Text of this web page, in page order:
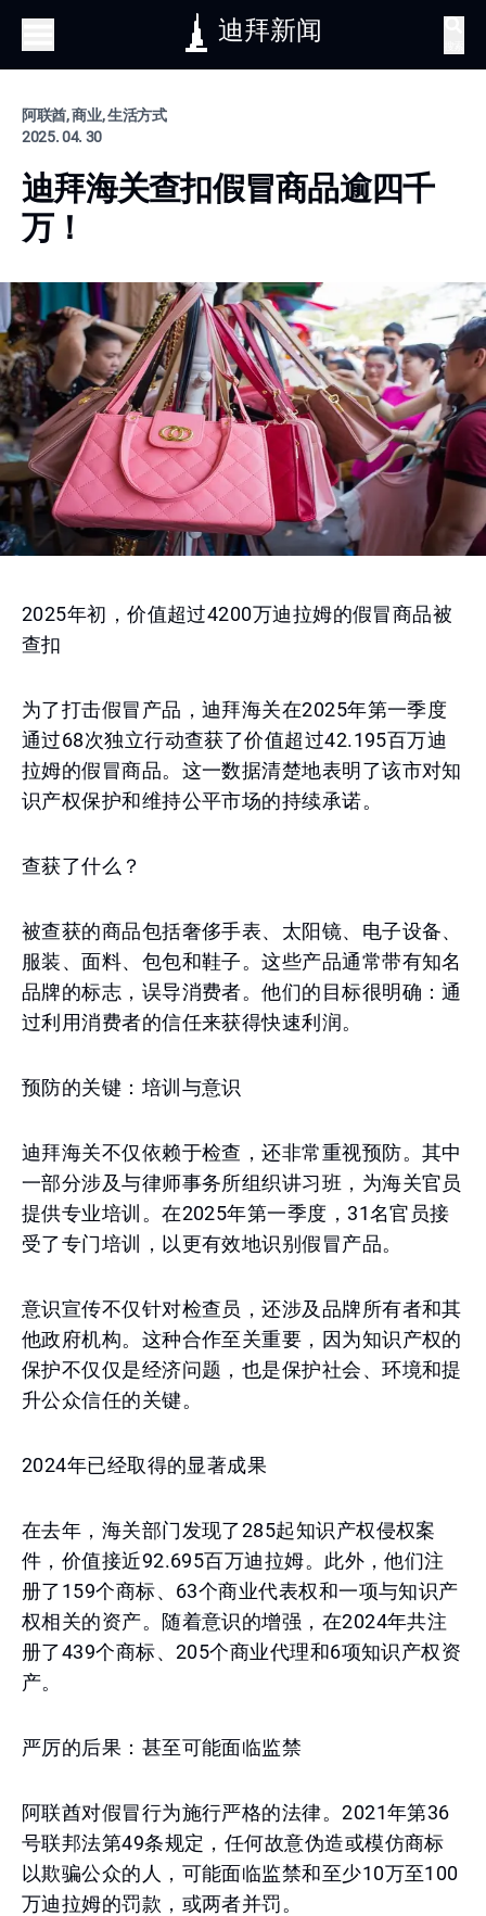
迪拜新闻
阿联酋, 商业, 生活方式
2025. 04. 30
迪拜海关查扣假冒商品逾四千
万！
2025年初，价值超过4200万迪拉姆的假冒商品被
查扣
为了打击假冒产品，迪拜海关在2025年第一季度
通过68次独立行动查获了价值超过42.195百万迪
拉姆的假冒商品。这一数据清楚地表明了该市对知
识产权保护和维持公平市场的持续承诺。
查获了什么？
被查获的商品包括奢侈手表、太阳镜、电子设备、
服装、面料、包包和鞋子。这些产品通常带有知名
品牌的标志，误导消费者。他们的目标很明确：通
过利用消费者的信任来获得快速利润。
预防的关键：培训与意识
迪拜海关不仅依赖于检查，还非常重视预防。其中
一部分涉及与律师事务所组织讲习班，为海关官员
提供专业培训。在2025年第一季度，31名官员接
受了专门培训，以更有效地识别假冒产品。
意识宣传不仅针对检查员，还涉及品牌所有者和其
他政府机构。这种合作至关重要，因为知识产权的
保护不仅仅是经济问题，也是保护社会、环境和提
升公众信任的关键。
2024年已经取得的显著成果
在去年，海关部门发现了285起知识产权侵权案
件，价值接近92.695百万迪拉姆。此外，他们注
册了159个商标、63个商业代表权和一项与知识产
权相关的资产。随着意识的增强，在2024年共注
册了439个商标、205个商业代理和6项知识产权资
产。
严厉的后果：甚至可能面临监禁
阿联酋对假冒行为施行严格的法律。2021年第36
号联邦法第49条规定，任何故意伪造或模仿商标
以欺骗公众的人，可能面临监禁和至少10万至100
万迪拉姆的罚款，或两者并罚。